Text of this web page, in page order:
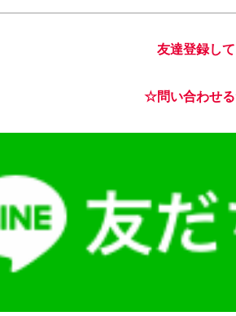
友達登録して
☆問い合わせ